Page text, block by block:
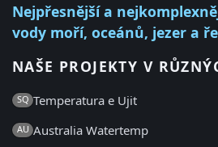
Nejpřesnější a
vody moří, oceánů, jezer a
NAŠE PROJEKTY V
SQ Temperatura e Ujit
AU Australia Watertemp